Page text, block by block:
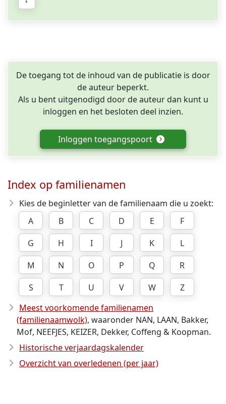
De toegang tot de inhoud van de publicatie is door
de auteur beperkt.
Als u bent uitgenodigd door de auteur dan kunt u
inloggen en het besloten deel inzien.
Inloggen toegangspoort
Index op familienamen
Kies de beginletter van de familienaam die u zoekt:
A
B C D E
F
G
H I J K
L
M
N O P Q
R
S
T U V W
Z
Meest voorkomende familienamen
(familienaamwolk), waaronder NAN, LAAN, Bakker,
Mof, NEEFJES, KEIZER, Dekker, Coffeng & Koopman.
Historische verjaardagskalender
Overzicht van overledenen (per jaar)